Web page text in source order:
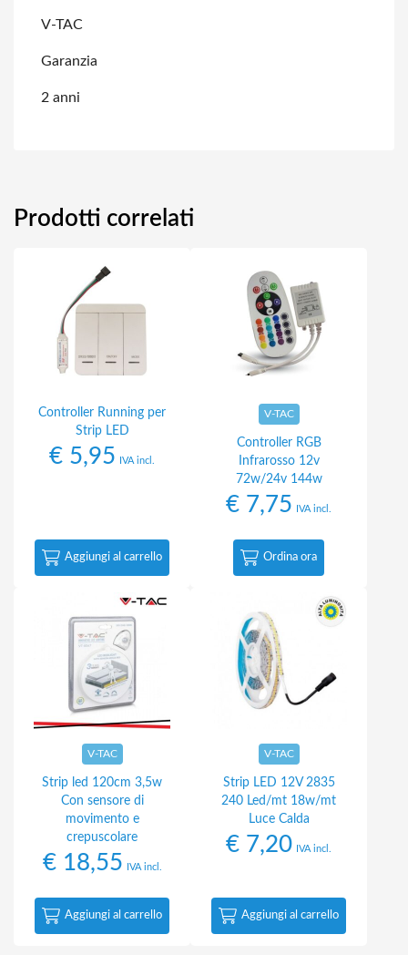
V-TAC
Garanzia
2 anni
Prodotti correlati
Controller Running per
Strip LED
€ 5,95 IVA incl.
Aggiungi al carrello
V-TAC
Controller RGB
Infrarosso 12v
72w/24v 144w
€ 7,75 IVA incl.
Ordina ora
V-TAC
Strip led 120cm 3,5w
Con sensore di
movimento e
crepuscolare
€18,55 IVA incl.
Aggiungi al carrello
V-TAC
Strip LED 12V 2835
240 Led/mt 18w/mt
Luce Calda
€ 7,20 IVA incl.
Aggiungi al carrello